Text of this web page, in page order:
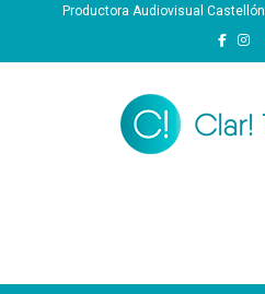
contenido
Productora Audiovisual Castellón